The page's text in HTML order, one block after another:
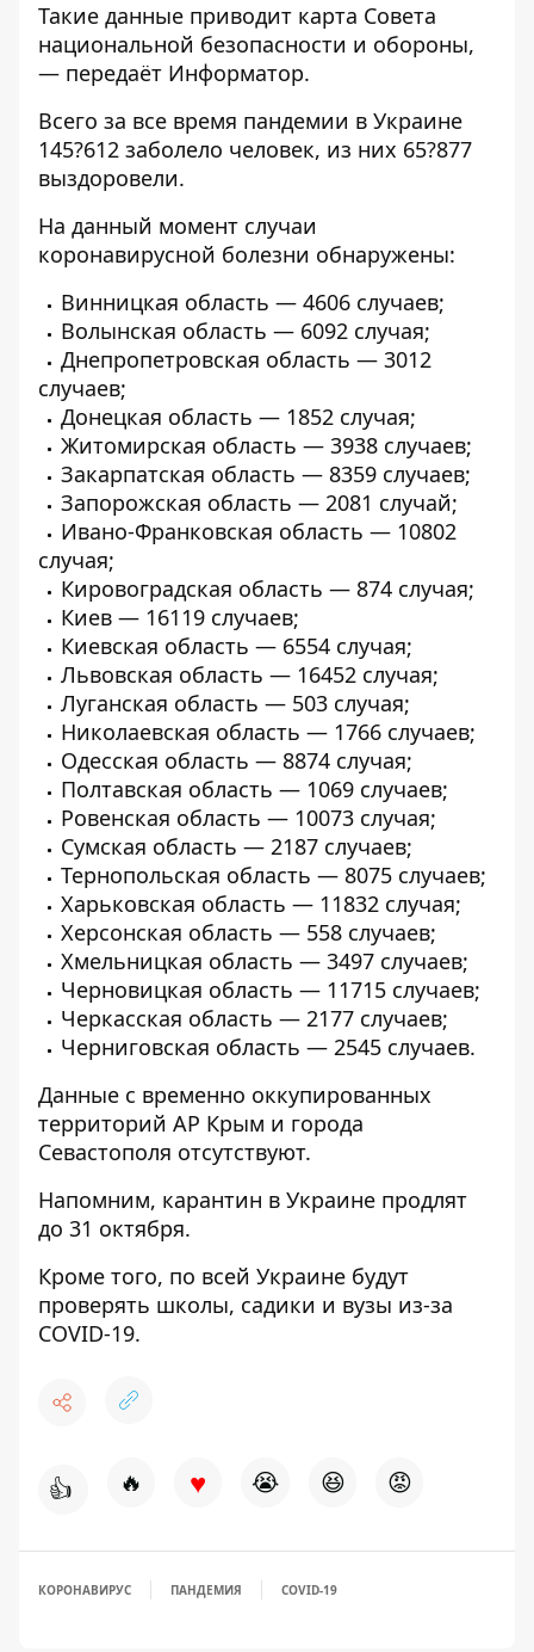
Такие данные приводит карта Совета
национальной безопасности и обороны,
— передаёт Информатор.
Всего за все время пандемии в Украине
145?612 заболело человек, из них 65?877
выздоровели.
На данный момент случаи
коронавирусной болезни обнаружены:
Винницкая область — 4606 случаев;
Волынская область — 6092 случая;
Днепропетровская область — 3012
случаев;
Донецкая область — 1852 случая;
Житомирская область — 3938 случаев;
Закарпатская область — 8359 случаев;
Запорожская область — 2081 случай;
Ивано-Франковская область — 10802
случая;
Кировоградская область — 874 случая;
Киев — 16119 случаев;
Киевская область — 6554 случая;
Львовская область — 16452 случая;
Луганская область — 503 случая;
Николаевская область — 1766 случаев;
Одесская область — 8874 случая;
Полтавская область — 1069 случаев;
Ровенская область — 10073 случая;
Сумская область — 2187 случаев;
Тернопольская область — 8075 случаев;
Харьковская область — 11832 случая;
Херсонская область — 558 случаев;
Хмельницкая область — 3497 случаев;
Черновицкая область — 11715 случаев;
Черкасская область — 2177 случаев;
Черниговская область — 2545 случаев.
Данные с временно оккупированных
территорий АР Крым и города
Севастополя отсутствуют.
Напомним, карантин в Украине продлят
до 31 октября.
Кроме того, по всей Украине будут
проверять школы, садики и вузы из-за
COVID-19.
👍 🔥 ♥ 😭 😆 😡
КОРОНАВИРУС ПАНДЕМИЯ COVID-19